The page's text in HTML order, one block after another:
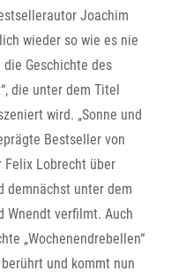
Joachim
wieder so wie es nie
die Geschichte des
die unter dem Titel
wird. „Sonne und
Bestseller von
Felix Lobrecht über
demnächst unter dem
Wnendt verfilmt. Auch
„Wochenendrebellen“
und kommt nun